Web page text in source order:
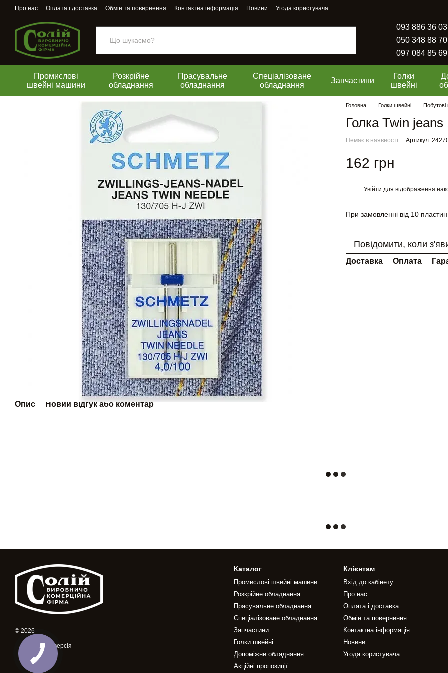
Перейти до основного контенту
Про нас Оплата і доставка Обмін та повернення Контактна інформація Новини Угода користувача
093 886 36 03
050 348 88 70
097 084 85 69
Промислові
швейні машини
Розкрійне
обладнання
Прасувальне
обладнання
Спеціалізоване
обладнання
Запчастини
Голки
швейні
Опис Новий відгук або коментар
Головна Голки швейні Побутові
Голка Twin
Немає в наявності Артикул:
162 грн
Увійти для відображення
При замовленні від 10
Повідомити, коли
Доставка Оплата
© 2026
Мобільна версія
Каталог
Промислові швейні машини
Розкрійне обладнання
Прасувальне обладнання
Спеціалізоване обладнання
Запчастини
Голки швейні
Допоміжне обладнання
Акційні пропозиції
Клієнтам
Вхід до кабінету
Про нас
Оплата і доставка
Обмін та повернення
Контактна інформація
Новини
Угода користувача